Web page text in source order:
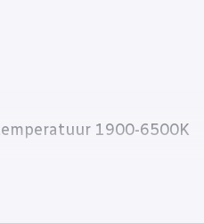
1900-6500K